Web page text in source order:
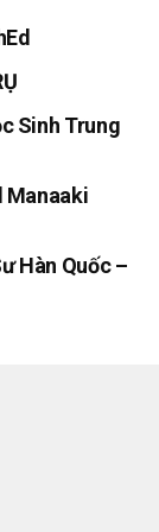
Sinh Trung
Manaaki
Hàn Quốc –